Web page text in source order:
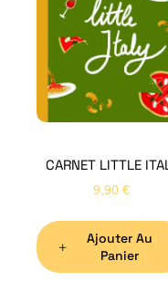
CARNET LITTLE
9,90 €
Ajouter Au
Panier